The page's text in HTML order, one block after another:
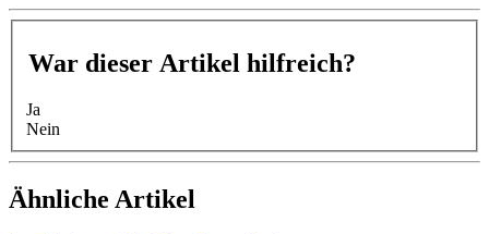
War dieser Artikel hilfreich?
Ja
Nein
Ähnliche Artikel